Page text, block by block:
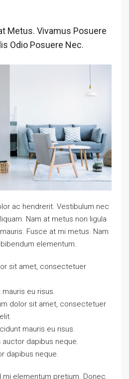
Metus. Vivamus Posuere
Odio Posuere Nec.
ac hendrerit. Vestibulum nec
Nam at metus non ligula
Fusce at mi metus. Nam
elementum.
sit amet, consectetuer
eu risus.
dolor sit amet, consectetuer
mauris eu risus.
auctor dapibus neque.
dapibus neque.
elementum pretium. Donec